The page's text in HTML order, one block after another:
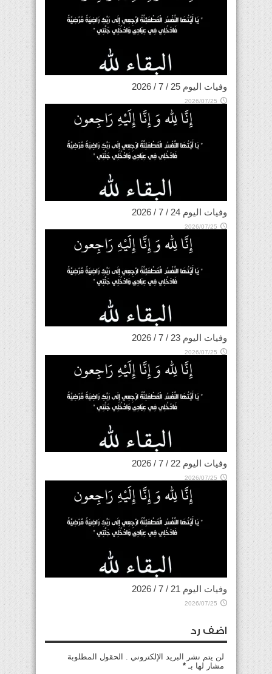
وفيات اليوم 25 / 7 / 2026
2026/07/25
وفيات اليوم 24 / 7 / 2026
2026/07/25
وفيات اليوم 23 / 7 / 2026
2026/07/25
وفيات اليوم 22 / 7 / 2026
2026/07/25
وفيات اليوم 21 / 7 / 2026
2026/07/25
اضف رد
لن يتم نشر البريد الإلكتروني . الحقول المطلوبة
مشار لها بـ *